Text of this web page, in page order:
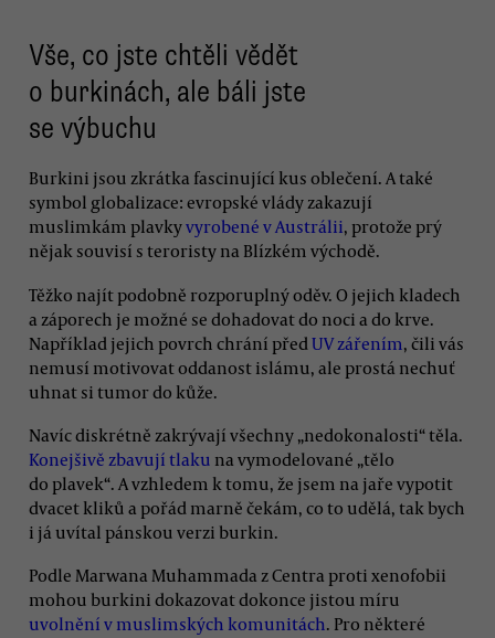
Vše, co jste chtěli vědět
o burkinách, ale báli jste
se výbuchu
Burkini jsou zkrátka fascinující kus oblečení. A také
symbol globalizace: evropské vlády zakazují
muslimkám plavkyvyrobené v Austrálii, protože prý
nějak souvisí s teroristy na Blízkém východě.
Těžko najít podobně rozporuplný oděv. O jejich kladech
a záporech je možné se dohadovat do noci a do krve.
Například jejich povrch chrání před UV zářením, čili vás
nemusí motivovat oddanost islámu, ale prostá nechuť
uhnat si tumor do kůže.
Navíc diskrétně zakrývají všechny „nedokonalosti“ těla.
Konejšivě zbavují tlaku na vymodelované „tělo
do plavek“. A vzhledem k tomu, že jsem na jaře vypotit
dvacet kliků a pořád marně čekám, co to udělá, tak bych
i já uvítal pánskou verzi burkin.
Podle Marwana Muhammada z Centra proti xenofobii
mohou burkini dokazovat dokonce jistou míru
uvolnění v muslimských komunitách. Pro některé